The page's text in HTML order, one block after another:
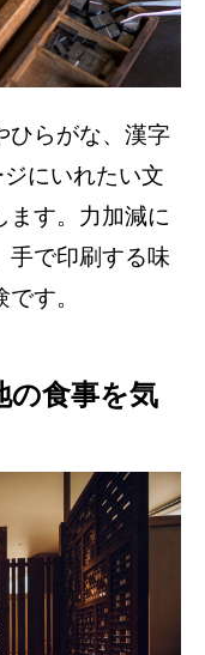
ひらがな、漢字
にいれたい文
ます。力加減に
手で印刷する味
す。
の食事を気